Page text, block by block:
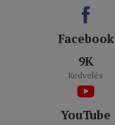
Facebook
9K
Kedvelés
YouTube